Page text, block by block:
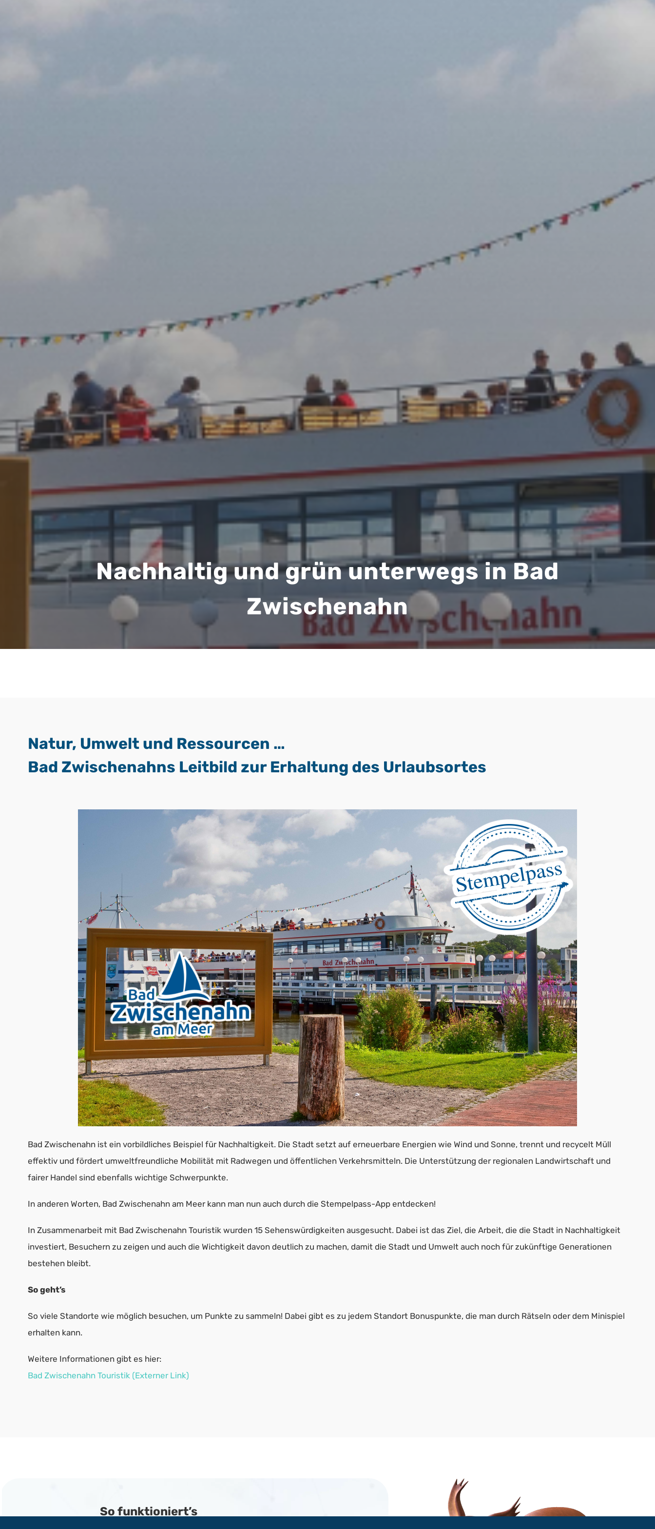
Nachhaltig und grün unterwegs in Bad
Zwischenahn
Natur, Umwelt und Ressourcen …
Bad Zwischenahns Leitbild zur Erhaltung des Urlaubsortes
Bad Zwischenahn ist ein vorbildliches Beispiel für Nachhaltigkeit. Die Stadt setzt auf erneuerbare Energien wie Wind und Sonne, trennt und recycelt Müll
effektiv und fördert umweltfreundliche Mobilität mit Radwegen und öffentlichen Verkehrsmitteln. Die Unterstützung der regionalen Landwirtschaft und
fairer Handel sind ebenfalls wichtige Schwerpunkte.
In anderen Worten, Bad Zwischenahn am Meer kann man nun auch durch die Stempelpass-App entdecken!
In Zusammenarbeit mit Bad Zwischenahn Touristik wurden 15 Sehenswürdigkeiten ausgesucht. Dabei ist das Ziel, die Arbeit, die die Stadt in Nachhaltigkeit
investiert, Besuchern zu zeigen und auch die Wichtigkeit davon deutlich zu machen, damit die Stadt und Umwelt auch noch für zukünftige Generationen
bestehen bleibt.
So geht’s
So viele Standorte wie möglich besuchen, um Punkte zu sammeln! Dabei gibt es zu jedem Standort Bonuspunkte, die man durch Rätseln oder dem Minispiel
erhalten kann.
Weitere Informationen gibt es hier:
Bad Zwischenahn Touristik (Externer Link)
So funktioniert’s